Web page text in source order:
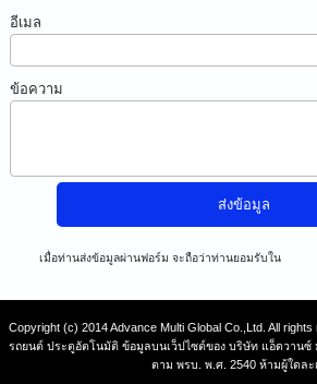
อีเมล
ข้อความ
เมื่อท่านส่งข้อมูลผ่านฟอร์ม จะถือว่าท่านยอมรับในนโยบ
Copyright (c) 2014 Advance Multi Global Co.,Ltd. All
รถยนต์ ประตูอัตโนมัติ ข้อมูลบนเว็ปไซต์ของ บริษัท แอ็ดวานซ์
ตาม พรบ. พ.ศ. 2540 ห้ามผู้ใดละ